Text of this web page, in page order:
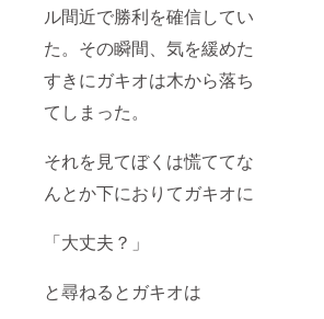
ル間近で勝利を確信してい
た。その瞬間、気を緩めた
すきにガキオは木から落ち
てしまった。
それを見てぼくは慌ててな
んとか下におりてガキオに
「大丈夫？」
と尋ねるとガキオは